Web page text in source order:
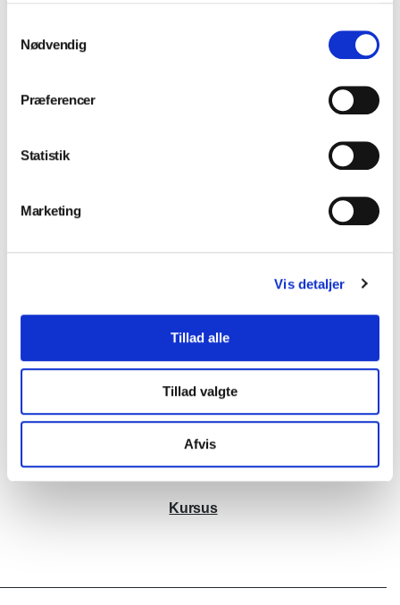
Nødvendig
Præferencer
Statistik
Marketing
Vis detaljer
Tillad alle
Tillad valgte
Afvis
Klinikindretning
Værksted
Kursus